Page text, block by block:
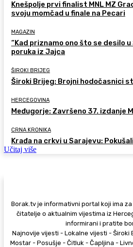
Knešpolje prvi finalist MNL MZ
svoju momčad u finale na Pecari
MAGAZIN
“Kad priznamo ono što se desilo
poruka iz Jajca
ŠIROKI BRIJEG
Široki Brijeg: Brojni hodočasnici
HERCEGOVINA
Međugorje: Završeno 37. izdanje
CRNA KRONIKA
Krađa na crkvi u Sarajevu:
Učitaj više
Borak.tv je informativni portal koji ima
čitatelje o aktualnim vijestima iz
informirani i pratite
Najnovije vijesti - Lokalne vijesti - Široki
Mostar - Posušje - Čitluk - Čapljina -